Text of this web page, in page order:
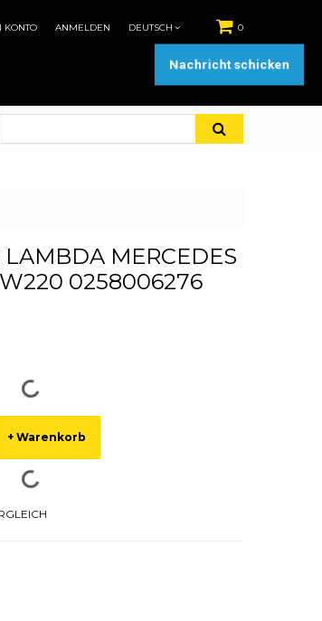
0
KONTO ANMELDEN DEUTSCH
MERCEDES
0258006276
+ Warenkorb
Nachricht schicken